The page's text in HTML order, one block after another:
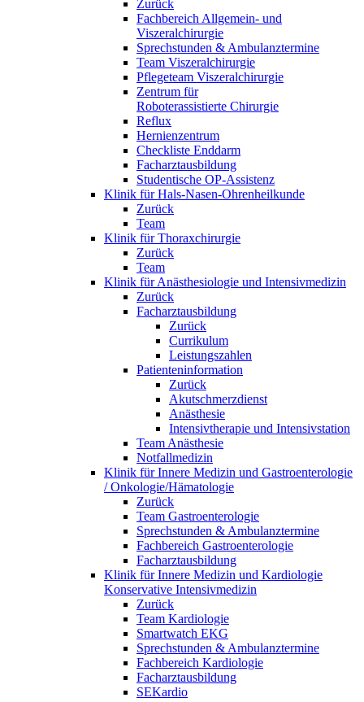
Zurück
Fachbereich Allgemein- und
Viszeralchirurgie
Sprechstunden & Ambulanztermine
Team Viszeralchirurgie
Pflegeteam Viszeralchirurgie
Zentrum für
Roboterassistierte Chirurgie
Reflux
Hernienzentrum
Checkliste Enddarm
Facharztausbildung
Studentische OP-Assistenz
Klinik für Hals-Nasen-Ohrenheilkunde
Zurück
Team
Klinik für Thoraxchirurgie
Zurück
Team
Klinik für Anästhesiologie und Intensivmedizin
Zurück
Facharztausbildung
Zurück
Currikulum
Leistungszahlen
Patienteninformation
Zurück
Akutschmerzdienst
Anästhesie
Intensivtherapie und Intensivstation
Team Anästhesie
Notfallmedizin
Klinik für Innere Medizin und Gastroenterologie
/ Onkologie/Hämatologie
Zurück
Team Gastroenterologie
Sprechstunden & Ambulanztermine
Fachbereich Gastroenterologie
Facharztausbildung
Klinik für Innere Medizin und Kardiologie
Konservative Intensivmedizin
Zurück
Team Kardiologie
Smartwatch EKG
Sprechstunden & Ambulanztermine
Fachbereich Kardiologie
Facharztausbildung
SEKardio